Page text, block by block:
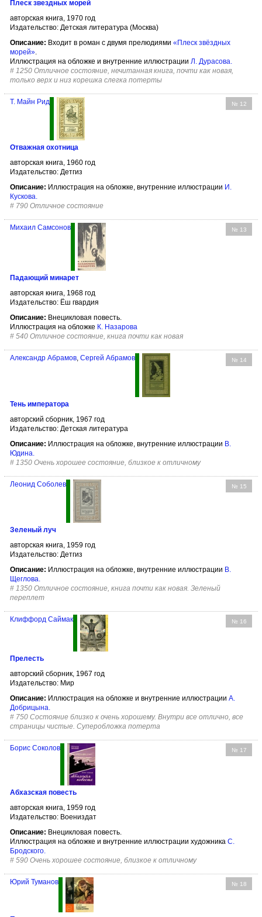
Плеск звездных морей
авторская книга, 1970 год
Издательство: Детская литература (Москва)
Описание: Входит в роман с двумя прелюдиями «Плеск звёздных
морей».
Иллюстрация на обложке и внутренние иллюстрации Л. Дурасова.
# 1250 Отличное состояние, нечитанная книга, почти как новая,
только верх и низ корешка слегка потерты
№ 12
Т. Майн Рид
Отважная охотница
авторская книга, 1960 год
Издательство: Детгиз
Описание: Иллюстрация на обложке, внутренние иллюстрации И.
Кускова.
# 790 Отличное состояние
№ 13
Михаил Самсонов
Падающий минарет
авторская книга, 1968 год
Издательство: Ёш гвардия
Описание: Внецикловая повесть.
Иллюстрация на обложке К. Назарова
# 540 Отличное состояние, книга почти как новая
№ 14
Александр Абрамов, Сергей Абрамов
Тень императора
авторский сборник, 1967 год
Издательство: Детская литература
Описание: Иллюстрация на обложке, внутренние иллюстрации В.
Юдина
# 1350 Очень хорошее состояние, близкое к отличному
№ 15
Леонид Соболев
Зеленый луч
авторская книга, 1959 год
Издательство: Детгиз
Описание: Иллюстрация на обложке, внутренние иллюстрации В.
Щеглова.
# 1350 Отличное состояние, книга почти как новая. Зеленый
переплет
№ 16
Клиффорд Саймак
Прелесть
авторский сборник, 1967 год
Издательство: Мир
Описание: Иллюстрация на обложке и внутренние иллюстрации А.
Добрицына.
# 750 Состояние близко к очень хорошему. Внутри все отлично, все
страницы чистые. Суперобложка потерта
№ 17
Борис Соколов
Абхазская повесть
авторская книга, 1959 год
Издательство: Воениздат
Описание: Внецикловая повесть.
Иллюстрация на обложке и внутренние иллюстрации художника С.
Бродского.
# 590 Очень хорошее состояние, близкое к отличному
№ 18
Юрий Туманов